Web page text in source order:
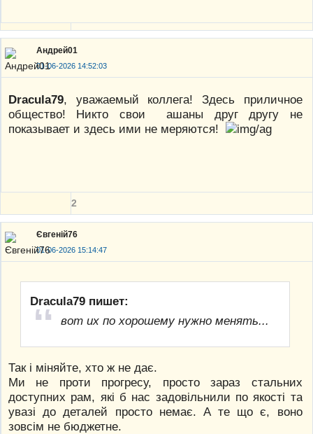
Андрей01
01-06-2026 14:52:03
Dracula79, уважаемый коллега! Здесь приличное
общество! Никто свои ашаны друг другу не
показывает и здесь ими не меряются!
2
Євгеній76
01-06-2026 15:14:47
Dracula79 пишет:
вот их по хорошему нужно менять...
Так і міняйте, хто ж не дає.
Ми не проти прогресу, просто зараз стальних
доступних рам, які б нас задовільнили по якості та
увазі до деталей просто немає. А те що є, воно
зовсім не бюджетне.